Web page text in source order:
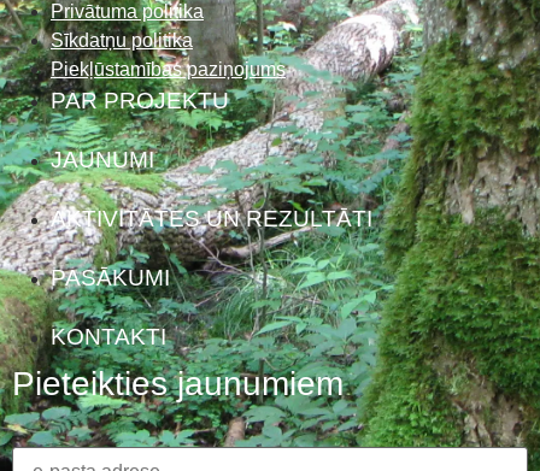
Privātuma politika
Sīkdatņu politika
Piekļūstamības paziņojums
PAR PROJEKTU
JAUNUMI
AKTIVITĀTES UN REZULTĀTI
PASĀKUMI
KONTAKTI
Pieteikties jaunumiem